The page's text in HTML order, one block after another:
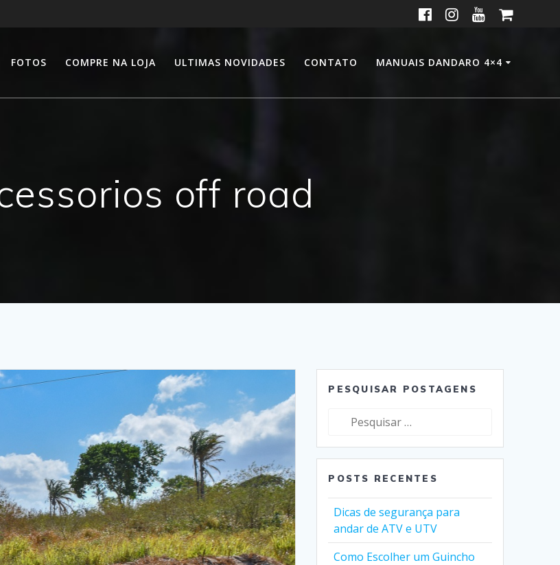
FOTOS COMPRE NA LOJA ULTIMAS NOVIDADES CONTATO MANUAIS DANDARO 4×4
off road
PESQUISAR POSTAGENS
Pesquisar
POSTS RECENTES
Dicas de segurança para
andar de ATV e UTV
Como Escolher um Guincho